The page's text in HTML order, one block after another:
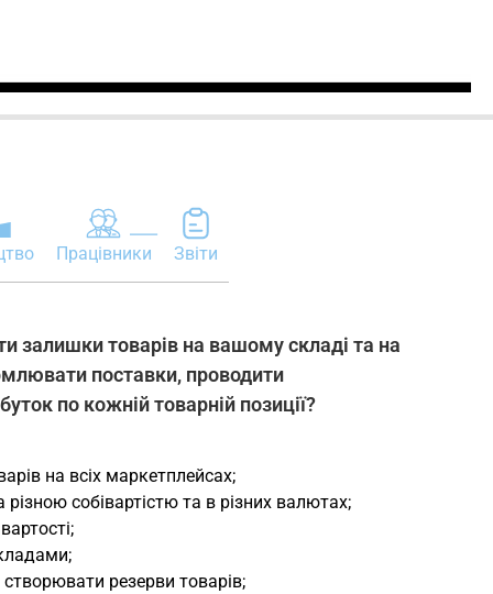
Працівники Звіти
залишки товарів на вашому складі та на
поставки, проводити
по кожній товарній позиції?
на всіх маркетплейсах;
собівартістю та в різних валютах;
резерви товарів;